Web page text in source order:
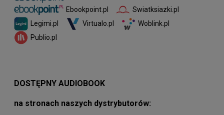
Ebookpoint.pl
Swiatksiazki.pl
Legimi.pl
Virtualo.pl
Woblink.pl
Publio.pl
DOSTĘPNY AUDIOBOOK
na stronach naszych dystrybutorów: